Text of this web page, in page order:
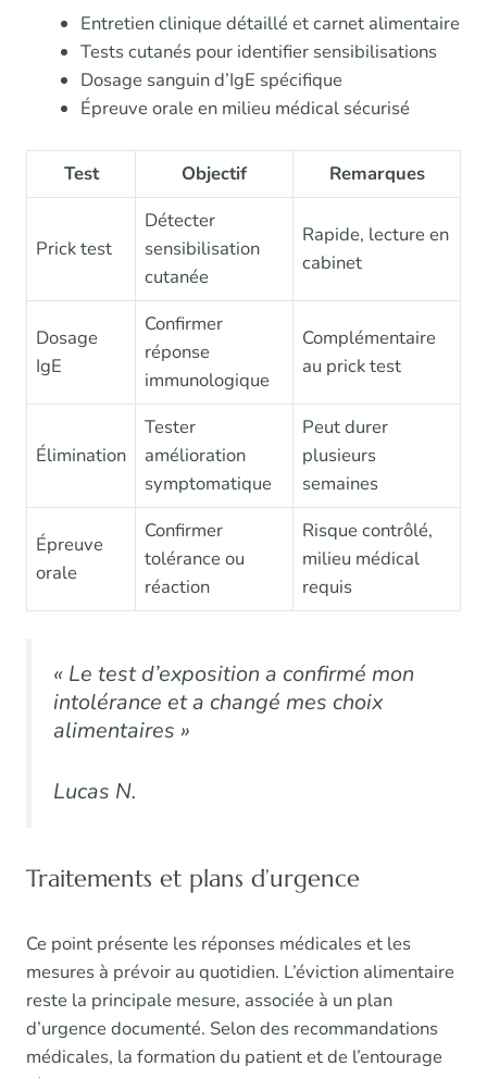
Entretien clinique détaillé et carnet alimentaire
Tests cutanés pour identifier sensibilisations
Dosage sanguin d’IgE spécifique
Épreuve orale en milieu médical sécurisé
Test Objectif Remarques
Prick test
Détecter
sensibilisation
cutanée
Rapide, lecture en
cabinet
Dosage
IgE
Confirmer
réponse
immunologique
Complémentaire
au prick test
Élimination
Tester
amélioration
symptomatique
Peut durer
plusieurs
semaines
Épreuve
orale
Confirmer
tolérance ou
réaction
Risque contrôlé,
milieu médical
requis
« Le test d’exposition a confirmé mon
intolérance et a changé mes choix
alimentaires »
Lucas N.
Traitements et plans d’urgence
Ce point présente les réponses médicales et les
mesures à prévoir au quotidien. L’éviction alimentaire
reste la principale mesure, associée à un plan
d’urgence documenté. Selon des recommandations
médicales, la formation du patient et de l’entourage